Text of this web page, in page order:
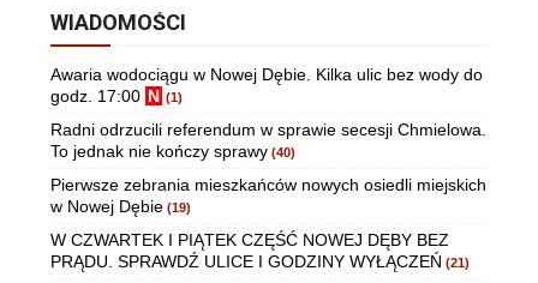
WIADOMOŚCI
Awaria wodociągu w Nowej Dębie. Kilka ulic bez wody do
godz. 17:00 N (1)
Radni odrzucili referendum w sprawie secesji Chmielowa.
To jednak nie kończy sprawy (40)
Pierwsze zebrania mieszkańców nowych osiedli miejskich
w Nowej Dębie (19)
W CZWARTEK I PIĄTEK CZĘŚĆ NOWEJ DĘBY BEZ
PRĄDU. SPRAWDŹ ULICE I GODZINY WYŁĄCZEŃ (21)